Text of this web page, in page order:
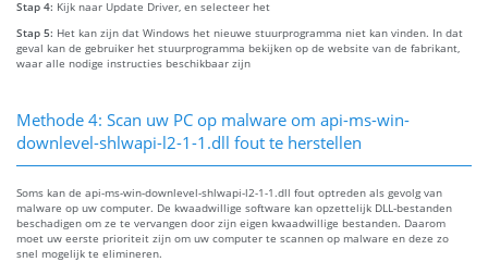
Stap 4: Kijk naar Update Driver, en selecteer het
Stap 5: Het kan zijn dat Windows het nieuwe stuurprogramma niet kan vinden. In dat
geval kan de gebruiker het stuurprogramma bekijken op de website van de fabrikant,
waar alle nodige instructies beschikbaar zijn
Methode 4: Scan uw PC op malware om api-ms-win-
downlevel-shlwapi-l2-1-1.dll fout te herstellen
Soms kan de api-ms-win-downlevel-shlwapi-l2-1-1.dll fout optreden als gevolg van
malware op uw computer. De kwaadwillige software kan opzettelijk DLL-bestanden
beschadigen om ze te vervangen door zijn eigen kwaadwillige bestanden. Daarom
moet uw eerste prioriteit zijn om uw computer te scannen op malware en deze zo
snel mogelijk te elimineren.